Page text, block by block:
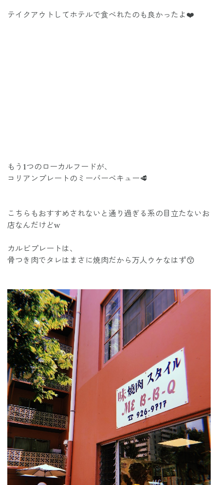
テイクアウトしてホテルで食べれたのも良かったよ❤️
もう1つのローカルフードが、
コリアンプレートのミーバーベキュー🥩
こちらもおすすめされないと通り過ぎる系の目立たないお
店なんだけどw
カルビプレートは、
骨つき肉でタレはまさに焼肉だから万人ウケなはず😙